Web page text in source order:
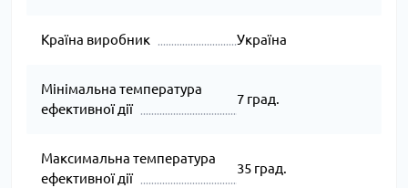
Країна виробник Україна
Мінімальна температура
ефективної дії
7 град.
Максимальна температура
ефективної дії
35 град.